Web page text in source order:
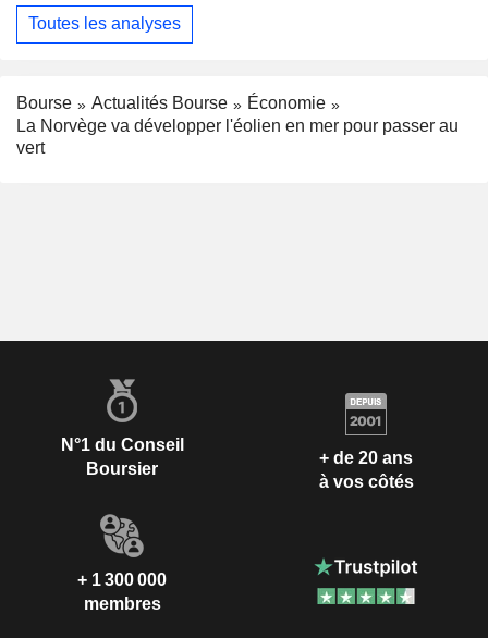
Toutes les analyses
Bourse Actualités Bourse
Économie
La Norvège va développer l'éolien en mer pour passer au
vert
N°1 du Conseil
Boursier
+ de 20 ans
à vos côtés
+ 1 300 000
membres